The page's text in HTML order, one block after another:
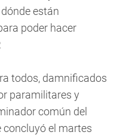
están
poder hacer
todos, damnificados
paramilitares y
común del
concluyó el martes